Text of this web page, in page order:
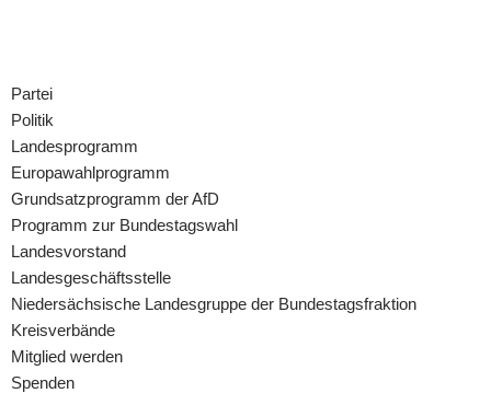
Inhalt
springen
Partei
Politik
Landesprogramm
Europawahlprogramm
Grundsatzprogramm der AfD
Programm zur Bundestagswahl
Landesvorstand
Landesgeschäftsstelle
Niedersächsische Landesgruppe der Bundestagsfraktion
Kreisverbände
Mitglied werden
Spenden